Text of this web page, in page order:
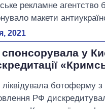
рекламне
макети
2021
у
ботоферму з
РФ